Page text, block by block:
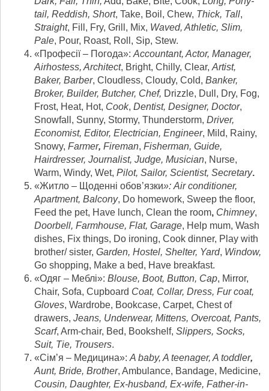
tail, Reddish, Short, Take, Boil, Chew, Thick, Tall,
Straight, Fill, Fry, Grill, Mix, Waved, Athletic, Slim,
Pale, Pour, Roast, Roll, Sip, Stew.
«Професії – Погода»: Accountant, Actor, Manager,
Airhostess, Architect, Bright, Chilly, Clear, Artist,
Baker, Barber, Cloudless, Cloudy, Cold, Banker,
Broker, Builder, Butcher, Chef, Drizzle, Dull, Dry, Fog,
Frost, Heat, Hot, Cook, Dentist, Designer, Doctor,
Snowfall, Sunny, Stormy, Thunderstorm, Driver,
Economist, Editor, Electrician, Engineer, Mild, Rainy,
Snowy, Farmer, Fireman, Fisherman, Guide,
Hairdresser, Journalist, Judge, Musician, Nurse,
Warm, Windy, Wet, Pilot, Sailor, Scientist, Secretary.
«Житло – Щоденні обов’язки»: Air conditioner,
Apartment, Balcony, Do homework, Sweep the floor,
Feed the pet, Have lunch, Clean the room, Chimney,
Doorbell, Farmhouse, Flat, Garage, Help mum, Wash
dishes, Fix things, Do ironing, Cook dinner, Play with
brother/ sister, Garden, Hostel, Shelter, Yard, Window,
Go shopping, Make a bed, Have breakfast.
«Одяг – Меблі»: Blouse, Boot, Button, Cap, Mirror,
Chair, Sofa, Cupboard Coat, Collar, Dress, Fur coat,
Gloves, Wardrobe, Bookcase, Carpet, Chest of
drawers, Jeans, Underwear, Mittens, Overcoat, Pants,
Scarf, Arm-chair, Bed, Bookshelf, Slippers, Socks,
Suit, Tie, Trousers.
«Сім’я – Медицина»: A baby, A teenager, A toddler,
Aunt, Bride, Brother, Ambulance, Bandage, Medicine,
Cousin, Daughter, Ex-husband, Ex-wife, Father-in-